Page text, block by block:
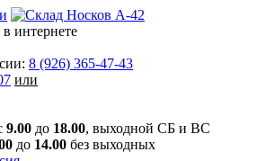
интернете
8 (926) 365-47-43
или
9.00 до 18.00, выходной СБ и ВС
до 14.00 без выходных